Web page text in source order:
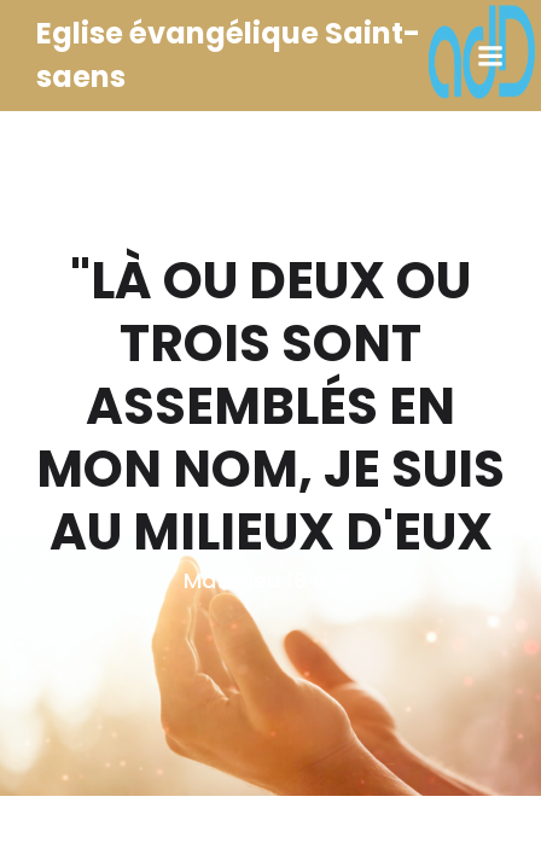
Eglise évangélique Saint-
saens
"LÀ OU DEUX OU
TROIS SONT
ASSEMBLÉS EN
MON NOM, JE SUIS
AU MILIEUX D'EUX
Matthieu 18 v 20